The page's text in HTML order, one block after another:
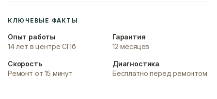
КЛЮЧЕВЫЕ ФАКТЫ
Опыт работы
14 лет в центре СПб
Гарантия
12 месяцев
Скорость
Ремонт от 15 минут
Диагностика
Бесплатно перед ремонтом